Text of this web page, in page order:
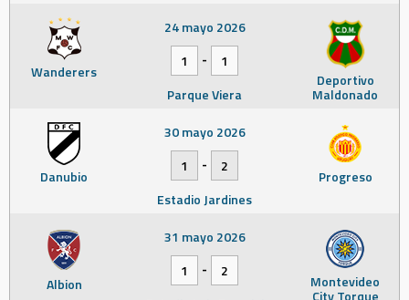
Wanderers Deportivo
Maldonado
24 mayo 2026
1
-
1
Parque Viera
Danubio Progreso
30 mayo 2026
1
-
2
Estadio Jardines
Albion Montevideo
City Torque
31 mayo 2026
1
-
2